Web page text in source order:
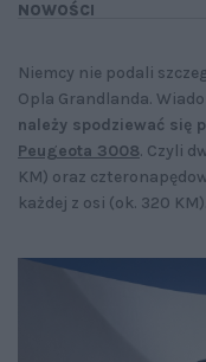
NOWOŚCI
Niemcy nie podali
Opla Grandlanda.
należy spodziewać się
Peugeota 3008. Czyli
KM) oraz
każdej z osi (ok. 320 KM).